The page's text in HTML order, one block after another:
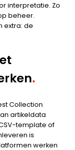
interpretatie. Zo
beheer.
extra: de
.
Collection
artikeldata
template of
is
werken